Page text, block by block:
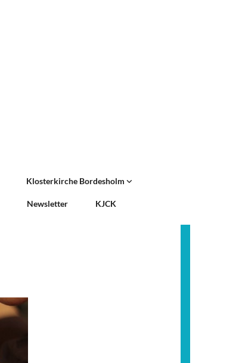
Klosterkirche Bordesholm
Newsletter KJCK